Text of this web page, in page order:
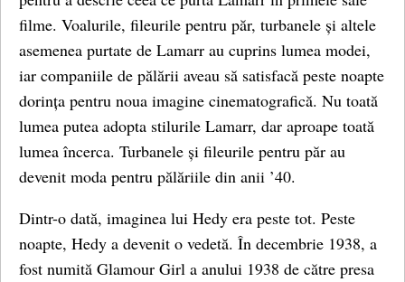
filme. Voalurile, fileurile pentru păr, turbanele și altele
asemenea purtate de Lamarr au cuprins lumea modei,
iar companiile de pălării aveau să satisfacă peste noapte
dorința pentru noua imagine cinematografică. Nu toată
lumea putea adopta stilurile Lamarr, dar aproape toată
lumea încerca. Turbanele și fileurile pentru păr au
devenit moda pentru pălăriile din anii ’40.
Dintr-o dată, imaginea lui Hedy era peste tot. Peste
noapte, Hedy a devenit o vedetă. În decembrie 1938, a
fost numită Glamour Girl a anului 1938 de către presa